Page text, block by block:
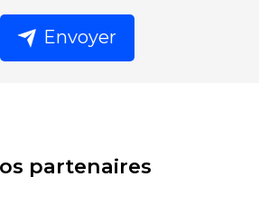
Envoyer
partenaires